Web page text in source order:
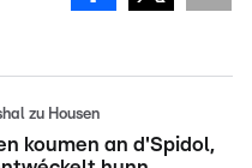
zu Housen
koumen an d'Spidol,